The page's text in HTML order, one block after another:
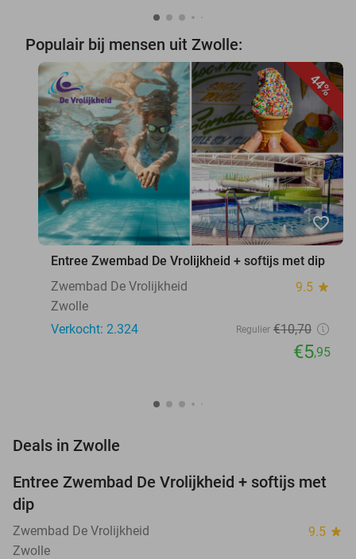
Populair bij mensen uit Zwolle:
44%
favorite_border
Entree Zwembad De Vrolijkheid + softijs met dip
Zwembad De Vrolijkheid
9.5 star
Zwolle
Verkocht: 2.324
Regulier €10,70
€5,95
Deals in Zwolle
44%
Entree Zwembad De Vrolijkheid + softijs met
dip
Zwembad De Vrolijkheid 9.5 star
Zwolle